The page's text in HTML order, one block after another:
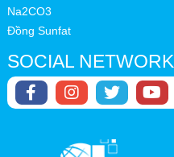
Na2CO3
Đồng Sunfat
SOCIAL NETWORK